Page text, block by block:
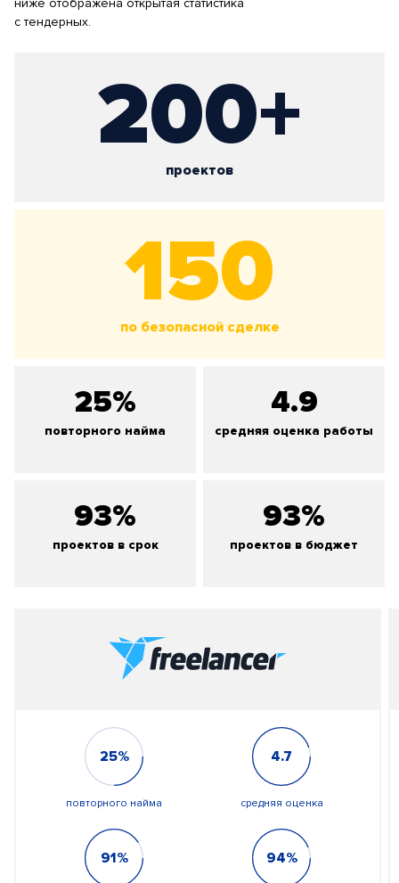
ниже отображена открытая статистика
с тендерных.
200+
проектов
150
по безопасной сделке
25%
повторного найма
4.9
средняя оценка работы
93%
проектов в срок
93%
проектов в бюджет
25%
повторного найма
4.7
средняя оценка
91% 94%